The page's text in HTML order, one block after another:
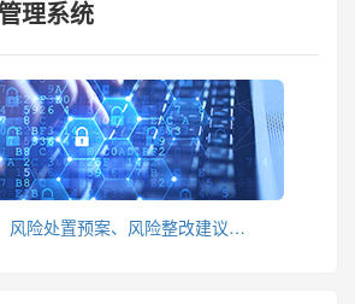
理系统
风险处置预案、风险整改建议…